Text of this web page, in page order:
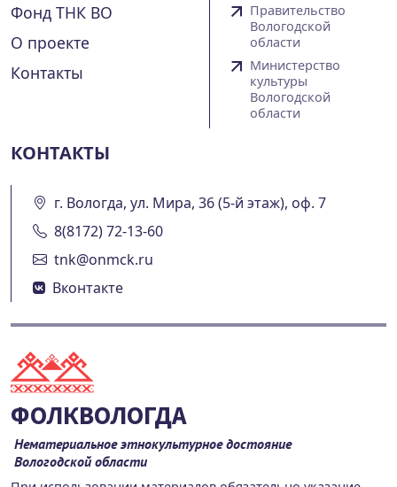
Фонд ТНК ВО
О проекте
Контакты
Правительство
Вологодской
области
Министерство
культуры
Вологодской
области
КОНТАКТЫ
г. Вологда, ул. Мира, 36 (5-й этаж), оф. 7
8(8172) 72-13-60
tnk@onmck.ru
Вконтакте
ФОЛКВОЛОГДА
Нематериальное этнокультурное достояние
Вологодской области